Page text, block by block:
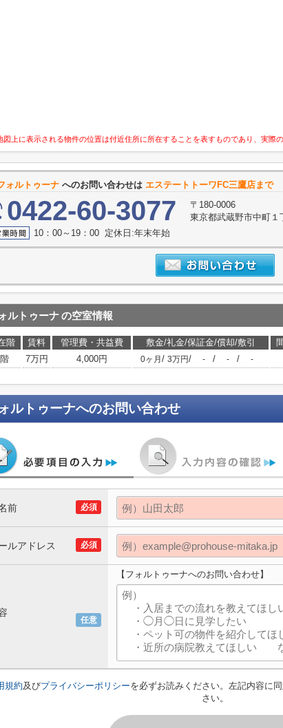
上に表示される物件の位置は付近住所に所在することを表すものであり、実際
ォルトゥーナ へのお問い合わせは エステートトーワFC三鷹店まで
0422-60-3077
〒180-0006
東京都武蔵野市中町１
10：00～19：00 定休日:年末年始
ルトゥーナの空室情報
階 賃料 管理費・共益費 敷金/礼金/保証金/償却/敷引
7万円 4,000円 0ヶ月 / 3万円/ - / - / -
ルトゥーナへのお問い合わせ
必須
前
必須
ルアドレス
任意
【フォルトゥーナへのお問い合わせ】
規約及びプライバシーポリシーを必ずお読みください。左記内容に
さい。